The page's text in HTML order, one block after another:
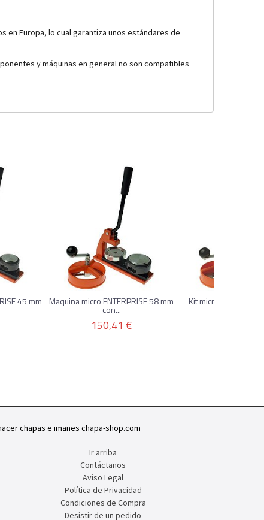
en Europa, lo cual garantiza unos estándares de
y máquinas en general no son compatibles
45 mm Maquina micro ENTERPRISE 58 mm
con...
150,41 €
Kit micro
chapas e imanes chapa-shop.com
Ir arriba
Contáctanos
Aviso Legal
Política de Privacidad
Condiciones de Compra
Desistir de un pedido